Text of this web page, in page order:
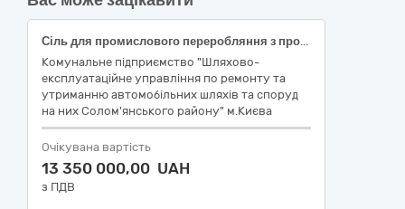
Сіль для промислового переробляння з протизлежувальною добавкою
Комунальне підприємство "Шляхово-
експлуатаційне управління по ремонту та
утриманню автомобільних шляхів та споруд
на них Солом'янського району" м.Києва
Очікувана вартість
13 350 000,00 UAH
з ПДВ